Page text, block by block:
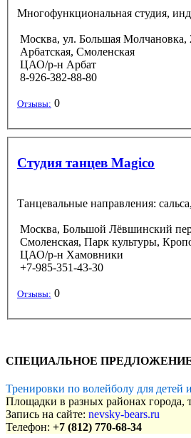
Многофункциональная студия,
Москва, ул. Большая Молчановка,
Арбатская, Смоленская
ЦАО/р-н Арбат
8-926-382-88-80
Отзывы: 0
Студия танцев Magico
Танцевальные направления:
Москва, Большой Лёвшинский
Смоленская, Парк культуры,
ЦАО/р-н Хамовники
+7-985-351-43-30
Отзывы: 0
СПЕЦИАЛЬНОЕ
Тренировки по волейболу для детей
Площадки в разных районах
Запись на сайте: nevsky-bears.ru
Телефон: +7 (812) 770-68-34